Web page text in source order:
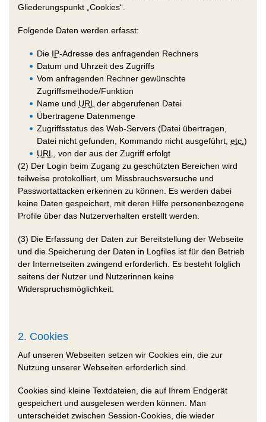
Gliederungspunkt „Cookies“.
Folgende Daten werden erfasst:
Die IP-Adresse des anfragenden Rechners
Datum und Uhrzeit des Zugriffs
Vom anfragenden Rechner gewünschte
Zugriffsmethode/Funktion
Name und URL der abgerufenen Datei
Übertragene Datenmenge
Zugriffsstatus des Web-Servers (Datei übertragen,
Datei nicht gefunden, Kommando nicht ausgeführt, etc. )
URL
, von der aus der Zugriff erfolgt
(2) Der Login beim Zugang zu geschützten Bereichen wird
teilweise protokolliert, um Missbrauchsversuche und
Passwortattacken erkennen zu können. Es werden dabei
keine Daten gespeichert, mit deren Hilfe personenbezogene
Profile über das Nutzerverhalten erstellt werden.
(3) Die Erfassung der Daten zur Bereitstellung der Webseite
und die Speicherung der Daten in Logfiles ist für den Betrieb
der Internetseiten zwingend erforderlich. Es besteht folglich
seitens der Nutzer und Nutzerinnen keine
Widerspruchsmöglichkeit.
2. Cookies
Auf unseren Webseiten setzen wir Cookies ein, die zur
Nutzung unserer Webseiten erforderlich sind.
Cookies sind kleine Textdateien, die auf Ihrem Endgerät
gespeichert und ausgelesen werden können. Man
unterscheidet zwischen Session-Cookies, die wieder